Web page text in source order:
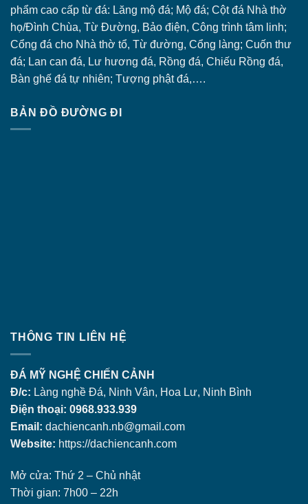
phẩm cao cấp từ đá: Lăng mộ đá; Mộ đá; Cột đá Nhà thờ
họ/Đình Chùa, Từ Đường, Bảo điện, Công trình tâm linh;
Cổng đá cho Nhà thờ tổ, Từ đường, Cổng làng; Cuốn thư
đá; Lan can đá, Lư hương đá, Rồng đá, Chiếu Rồng đá,
Bàn ghế đá tự nhiên; Tượng phật đá,….
BẢN ĐỒ ĐƯỜNG ĐI
THÔNG TIN LIÊN HỆ
ĐÁ MỸ NGHỆ CHIẾN CẢNH
Đ/c: Làng nghề Đá, Ninh Vân, Hoa Lư, Ninh Bình
Điện thoại: 0968.933.939
Email: dachiencanh.nb@gmail.com
Website: https://dachiencanh.com
Mở cửa: Thứ 2 – Chủ nhật
Thời gian: 7h00 – 22h